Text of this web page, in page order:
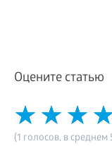
Оцените статью
(1 голосов, в среднем